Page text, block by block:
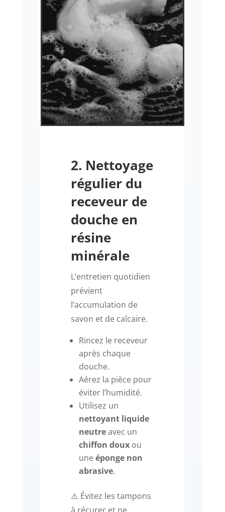
2. Nettoyage
régulier du
receveur de
douche en
résine
minérale
L’entretien quotidien
prévient
l’accumulation de
savon et de calcaire.
Rincez le receveur
après chaque
douche.
Aérez la pièce pour
éviter l’humidité.
Utilisez un
nettoyant liquide
neutreavec un
chiffon douxou
uneéponge non
abrasive.
⚠️ Évitez les tampons